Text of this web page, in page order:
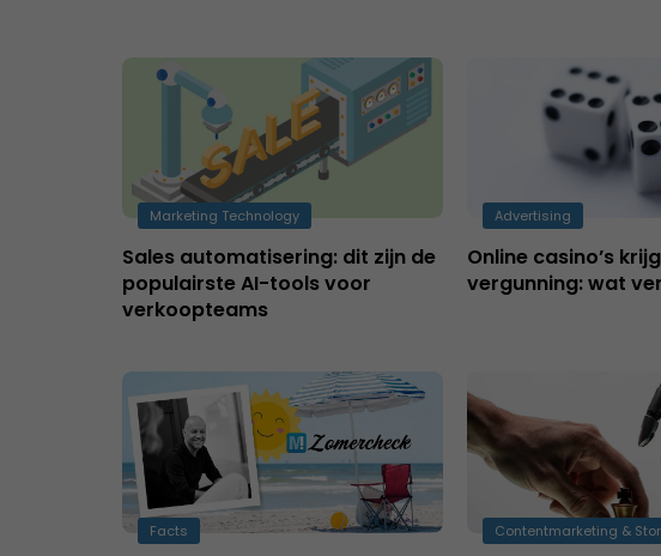
Marketing Technology
Sales automatisering: dit zijn de
populairste AI-tools voor
verkoopteams
Advertising
Online casino’s
vergunning: wat
Facts Contentmarketing &